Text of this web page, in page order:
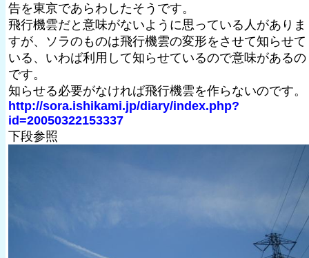
告を東京であらわしたそうです。
飛行機雲だと意味がないように思っている人がありま
すが、ソラのものは飛行機雲の変形をさせて知らせて
いる、いわば利用して知らせているので意味があるの
です。
知らせる必要がなければ飛行機雲を作らないのです。
http://sora.ishikami.jp/diary/index.php?
id=20050322153337
下段参照